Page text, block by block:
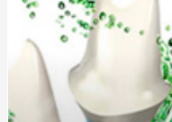
Послуги катафалка:
Запалення дихальних
методи лікування
Кухонные диваны в
и стиль в одном